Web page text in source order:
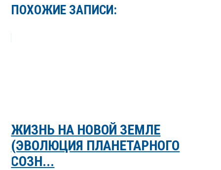
ПОХОЖИЕ ЗАПИСИ:
ЖИЗНЬ НА НОВОЙ ЗЕМЛЕ
(ЭВОЛЮЦИЯ ПЛАНЕТАРНОГО
СОЗН...